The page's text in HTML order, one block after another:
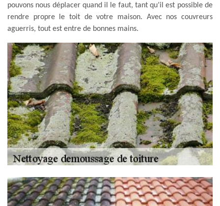
pouvons nous déplacer quand il le faut, tant qu’il est possible de
rendre propre le toit de votre maison. Avec nos couvreurs
aguerris, tout est entre de bonnes mains.